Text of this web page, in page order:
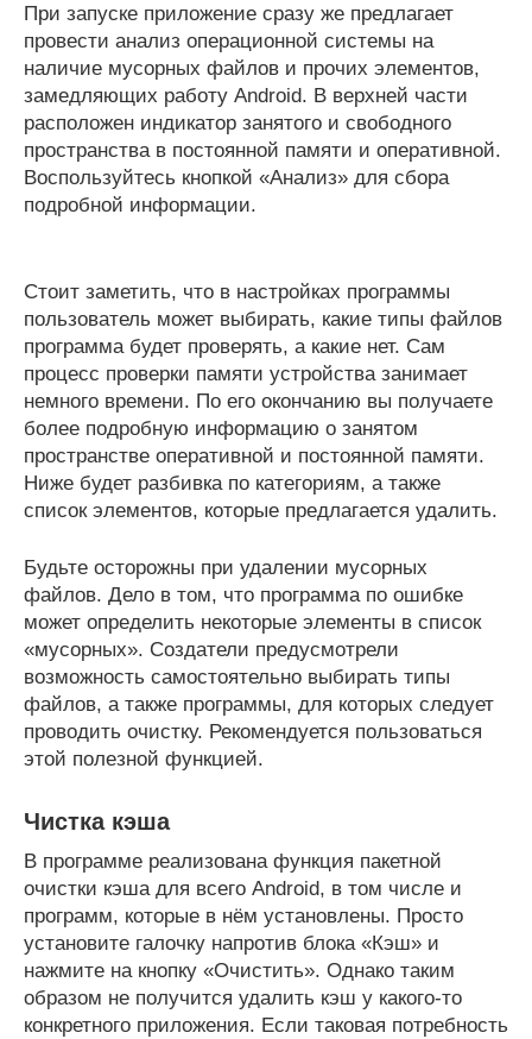
При запуске приложение сразу же предлагает
провести анализ операционной системы на
наличие мусорных файлов и прочих элементов,
замедляющих работу Android. В верхней части
расположен индикатор занятого и свободного
пространства в постоянной памяти и оперативной.
Воспользуйтесь кнопкой «Анализ» для сбора
подробной информации.
Стоит заметить, что в настройках программы
пользователь может выбирать, какие типы файлов
программа будет проверять, а какие нет. Сам
процесс проверки памяти устройства занимает
немного времени. По его окончанию вы получаете
более подробную информацию о занятом
пространстве оперативной и постоянной памяти.
Ниже будет разбивка по категориям, а также
список элементов, которые предлагается удалить.
Будьте осторожны при удалении мусорных
файлов. Дело в том, что программа по ошибке
может определить некоторые элементы в список
«мусорных». Создатели предусмотрели
возможность самостоятельно выбирать типы
файлов, а также программы, для которых следует
проводить очистку. Рекомендуется пользоваться
этой полезной функцией.
Чистка кэша
В программе реализована функция пакетной
очистки кэша для всего Android, в том числе и
программ, которые в нём установлены. Просто
установите галочку напротив блока «Кэш» и
нажмите на кнопку «Очистить». Однако таким
образом не получится удалить кэш у какого-то
конкретного приложения. Если таковая потребность